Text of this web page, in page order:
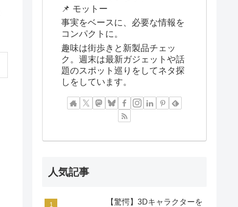
📌 モットー
事実をベースに、必要な情報を
コンパクトに。
趣味は街歩きと新製品チェッ
ク。週末は最新ガジェットや話
題のスポット巡りをしてネタ探
しをしています。
人気記事
【驚愕】3Dキャラクターを